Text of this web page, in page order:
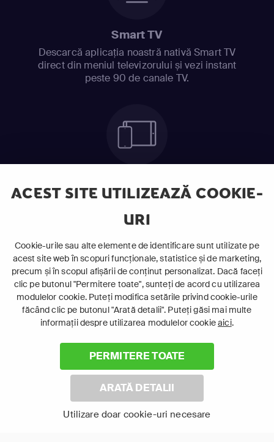
ACEST SITE UTILIZEAZĂ COOKIE-
URI
Cookie-urile sau alte elemente de identificare sunt utilizate pe
acest site web în scopuri funcționale, statistice și de marketing,
precum și în scopul afișării de conținut personalizat. Dacă faceți
clic pe butonul "Permitere toate", sunteți de acord cu utilizarea
modulelor cookie. Puteți modifica setările privind cookie-urile
făcând clic pe butonul "Arată detalii". Puteți găsi mai multe
informații despre utilizarea modulelor cookieaici.
PERMITERE TOATE
ARATĂ DETALII
Utilizare doar cookie-uri necesare
Smart TV
Descarcă aplicația noastră nativă Smart TV
direct din meniul televizorului și vezi instant
peste 90 de canale TV.
Ia cu tine serialele preferate și urmărește-le
Laptop
Intră în pat și urmărește acel episod incitant.
ABONEAZĂ-TE ACUM
Cerințe de sistem